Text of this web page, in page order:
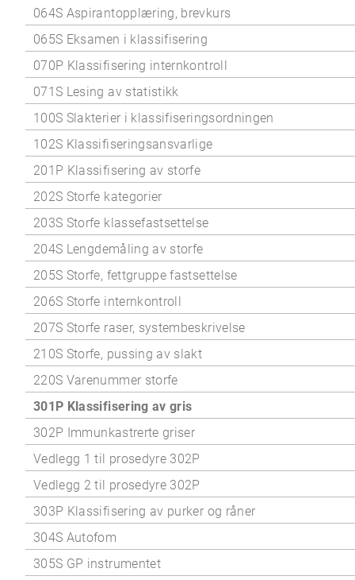
064S Aspirantopplæring, brevkurs
065S Eksamen i klassifisering
070P Klassifisering internkontroll
071S Lesing av statistikk
100S Slakterier i klassifiseringsordningen
102S Klassifiseringsansvarlige
201P Klassifisering av storfe
202S Storfe kategorier
203S Storfe klassefastsettelse
204S Lengdemåling av storfe
205S Storfe, fettgruppe fastsettelse
206S Storfe internkontroll
207S Storfe raser, systembeskrivelse
210S Storfe, pussing av slakt
220S Varenummer storfe
301P Klassifisering av gris
302P Immunkastrerte griser
Vedlegg 1 til prosedyre 302P
Vedlegg 2 til prosedyre 302P
303P Klassifisering av purker og råner
304S Autofom
305S GP instrumentet